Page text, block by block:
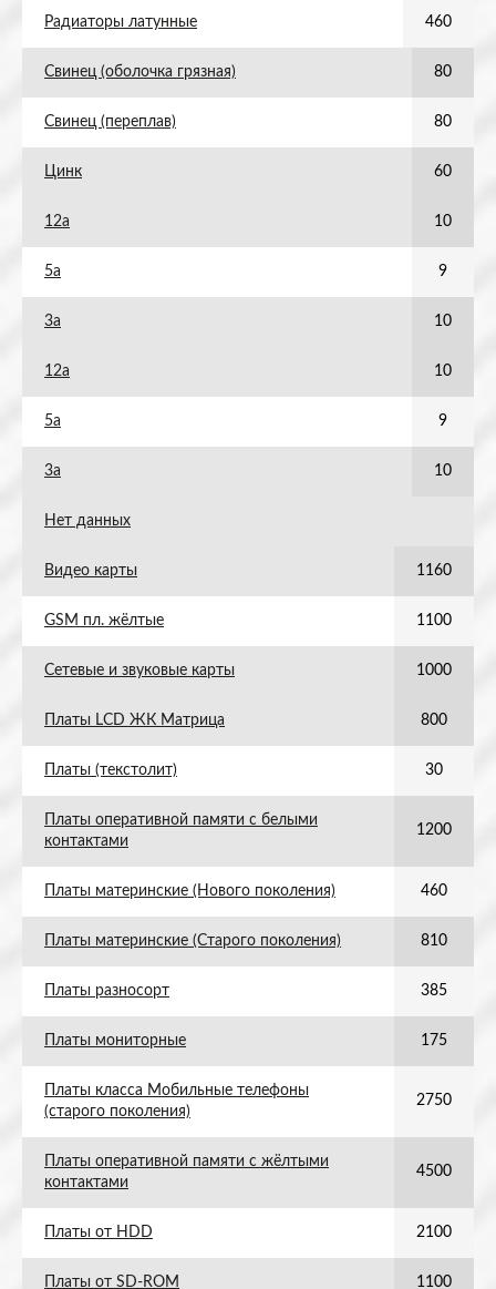
Радиаторы латунные 460
Свинец (оболочка грязная) 80
Свинец (переплав) 80
Цинк 60
12а 10
5а 9
3а 10
12а 10
5а 9
3а 10
Нет данных
Видео карты 1160
GSM пл. жёлтые 1100
Сетевые и звуковые карты 1000
Платы LCD ЖК Матрица 800
Платы (текстолит) 30
Платы оперативной памяти с белыми
контактами
1200
Платы материнские (Нового поколения) 460
Платы материнские (Старого поколения) 810
Платы разносорт 385
Платы мониторные 175
Платы класса Мобильные телефоны
(старого поколения)
2750
Платы оперативной памяти с жёлтыми
контактами
4500
Платы от HDD 2100
Платы от SD-ROM 1100